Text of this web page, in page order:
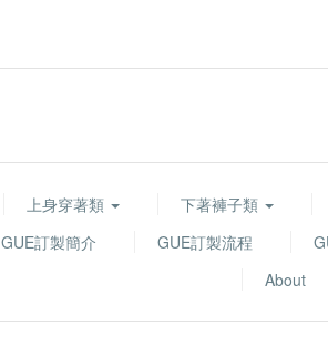
上身穿著類 下著褲子類
GUE訂製簡介 GUE訂製流程
About